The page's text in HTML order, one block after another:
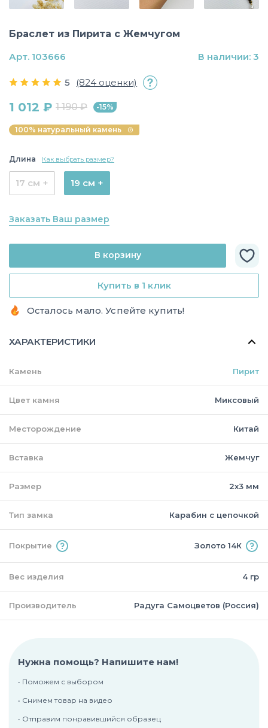
Браслет из Пирита с Жемчугом
5 (824 оценки)
1 012 ₽ 1 190 ₽ -15%
100% натуральный камень
Длина Как выбрать размер?
17 см + 19 см +
Заказать Ваш размер
Купить в 1 клик
В корзину
Осталось мало. Успейте купить!
Арт. 103666 В наличии: 3
ХАРАКТЕРИСТИКИ
Камень Пирит
Цвет камня Миксовый
Месторождение Китай
Вставка Жемчуг
Размер 2х3 мм
Тип замка Карабин с цепочкой
Покрытие Золото 14К
Вес изделия 4 гр
Производитель Радуга Самоцветов (Россия)
Нужна помощь? Напишите нам!
• Поможем с выбором
• Снимем товар на видео
• Отправим понравившийся образец